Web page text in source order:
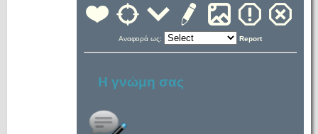
Αναφορά ως: Report
Η γνώμη σας